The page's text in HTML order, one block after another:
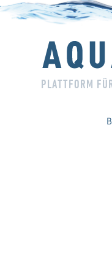
PLATTFORM